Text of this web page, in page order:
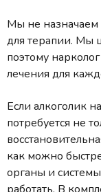
Мы не
для терапии. Мы
поэтому
лечения для
Если алкоголик
потребуется не
как можно
органы и